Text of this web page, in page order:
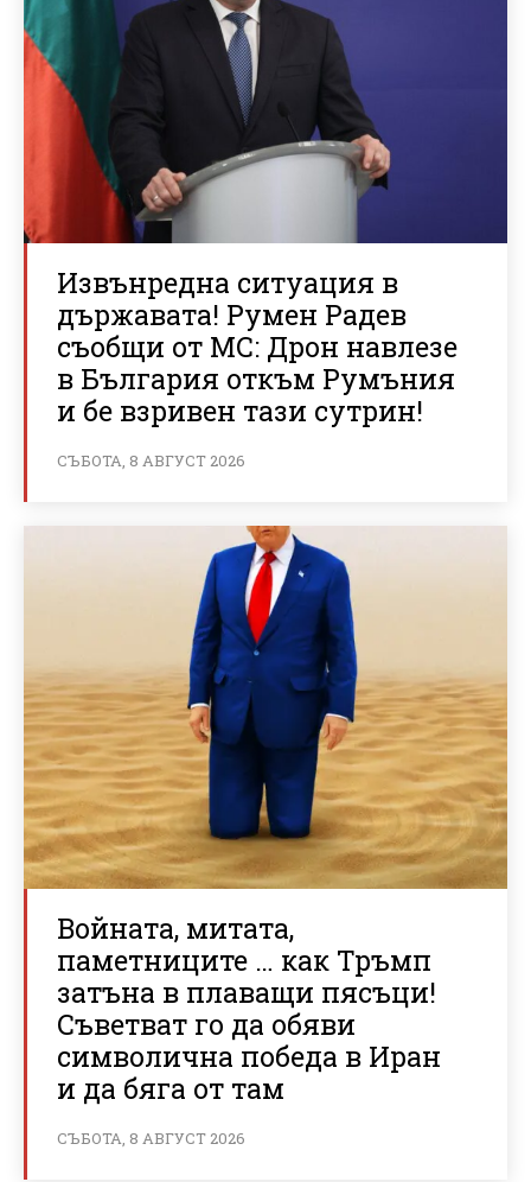
Извънредна ситуация в
държавата! Румен Радев
съобщи от МС: Дрон навлезе
в България откъм Румъния
и бе взривен тази сутрин!
СЪБОТА, 8 АВГУСТ 2026
Войната, митата,
паметниците … как Тръмп
затъна в плаващи пясъци!
Съветват го да обяви
символична победа в Иран
и да бяга от там
СЪБОТА, 8 АВГУСТ 2026